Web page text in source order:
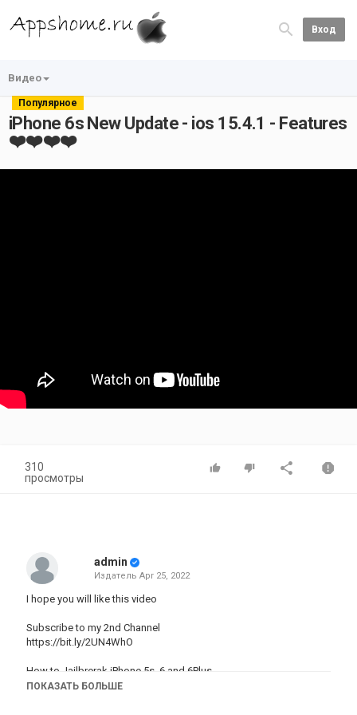
Вход
Видео
Популярное
iPhone 6s New Update - ios 15.4.1 - Features
❤️❤️❤️❤️
310
просмотры
admin
Издатель Apr 25, 2022
I hope you will like this video
Subscribe to my 2nd Channel
https://bit.ly/2UN4WhO
How to Jailbrerak iPhone 5s, 6 and 6Plus
https://youtu.be/pq6qpMfbCOc
ПОКАЗАТЬ БОЛЬШЕ